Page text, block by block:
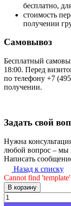
бесплатно,
стоимость
получении
Самовывоз
Бесплатный
18:00. Перед
по телефону +7
получении.
Задать свой
Нужна
любой вопрос – мы
Написать
Назад к списку
Cannot find
В корзину